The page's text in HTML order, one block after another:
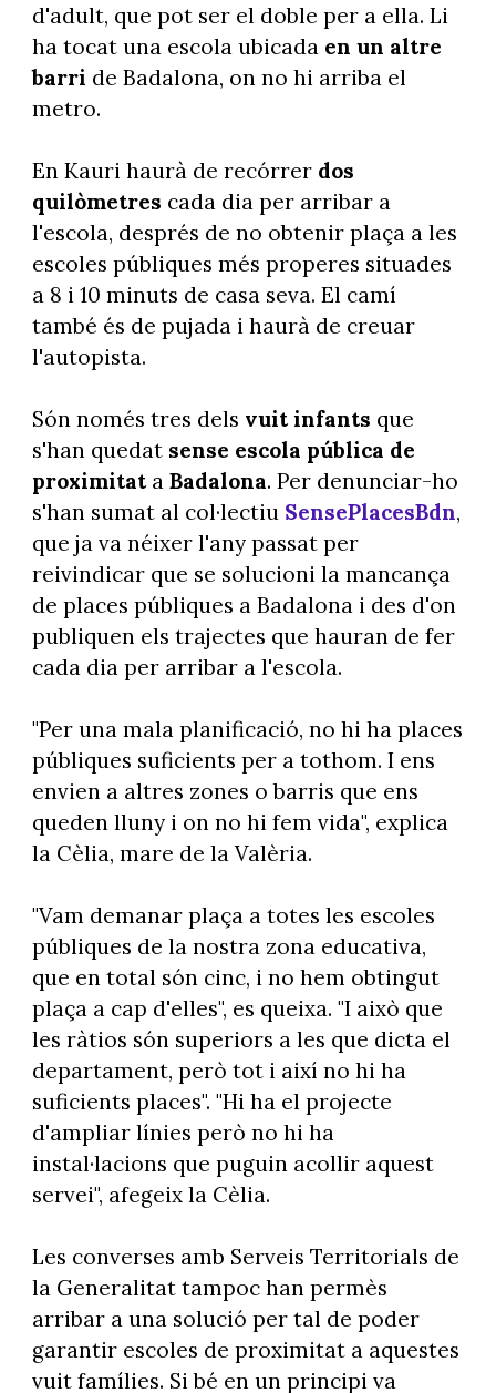
d'adult, que pot ser el doble per a ella. Li
ha tocat una escola ubicada en un altre
barri de Badalona, on no hi arriba el
metro.
En Kauri haurà de recórrer dos
quilòmetres cada dia per arribar a
l'escola, després de no obtenir plaça a les
escoles públiques més properes situades
a 8 i 10 minuts de casa seva. El camí
també és de pujada i haurà de creuar
l'autopista.
Són només tres dels vuit infants que
s'han quedat sense escola pública de
proximitata Badalona. Per denunciar-ho
s'han sumat al col·lectiu SensePlacesBdn,
que ja va néixer l'any passat per
reivindicar que se solucioni la mancança
de places públiques a Badalona i des d'on
publiquen els trajectes que hauran de fer
cada dia per arribar a l'escola.
"Per una mala planificació, no hi ha places
públiques suficients per a tothom. I ens
envien a altres zones o barris que ens
queden lluny i on no hi fem vida", explica
la Cèlia, mare de la Valèria.
"Vam demanar plaça a totes les escoles
públiques de la nostra zona educativa,
que en total són cinc, i no hem obtingut
plaça a cap d'elles", es queixa. "I això que
les ràtios són superiors a les que dicta el
departament, però tot i així no hi ha
suficients places". "Hi ha el projecte
d'ampliar línies però no hi ha
instal·lacions que puguin acollir aquest
servei", afegeix la Cèlia.
Les converses amb Serveis Territorials de
la Generalitat tampoc han permès
arribar a una solució per tal de poder
garantir escoles de proximitat a aquestes
vuit famílies. Si bé en un principi va